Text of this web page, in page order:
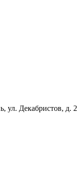
ул. Декабристов, д. 2